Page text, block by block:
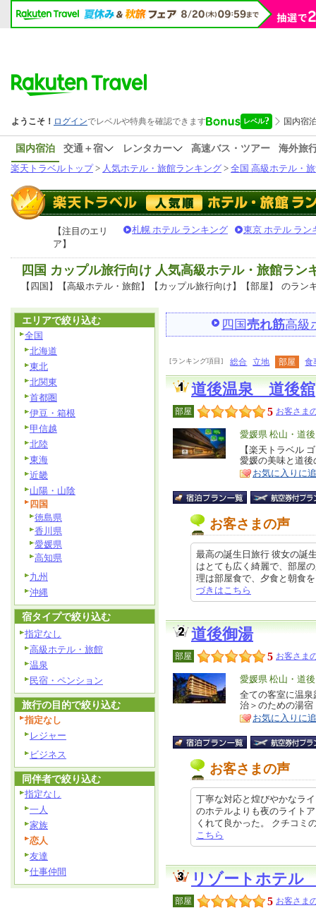
国内宿泊 交通＋宿 レンタカー 高速バス・ツアー
海外旅
楽天トラベルトップ> 人気ホテル・旅館ランキング > 全国 高級ホテル・
【注目のエリ
ア】
札幌 ホテル ランキング 東京 ホテル ラン
四国 カップル旅行向け 人気高級ホテル・旅館ラン
【四国】【高級ホテル・旅館】【カップル旅行向け】【部屋】 のラン
四国売れ筋高級
[ランキング項目] 総合 立地 部屋 食
道後温泉 道後舘
部屋 5 お客さま
エ
リ
ア
愛媛県 松山・道後
特
徴
【楽天トラベル
愛媛の美味と道
お気に入りに
お客さまの声
最高の誕生日旅行 彼女の誕
はとても広く綺麗で、部屋
理は部屋食で、夕食と朝食
づきはこちら
道後御湯
部屋 5 お客さま
エ
リ
ア
愛媛県 松山・道後
特
徴
全ての客室に温
治＞のための湯宿
お気に入りに
お客さまの声
丁寧な対応と煌びやかなラ
のホテルよりも夜のライト
くれて良かった。 クチコ
こちら
リゾートホテル
部屋 5 お客さま
エリアで絞り込む
全国
北海道
東北
北関東
首都圏
伊豆・箱根
甲信越
北陸
東海
近畿
山陽・山陰
四国
徳島県
香川県
愛媛県
高知県
九州
沖縄
宿タイプで絞り込む
指定なし
高級ホテル・旅館
温泉
民宿・ペンション
旅行の目的で絞り込む
指定なし
レジャー
ビジネス
同伴者で絞り込む
指定なし
一人
家族
恋人
友達
仕事仲間